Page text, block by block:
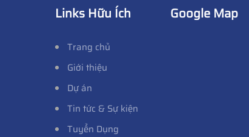
Links Hữu Ích
Trang chủ
Giới thiệu
Dự án
Tin tức & Sự kiện
Tuyển Dụng
Google Map